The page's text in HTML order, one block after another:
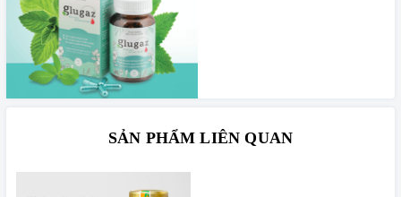
SẢN PHẨM LIÊN QUAN